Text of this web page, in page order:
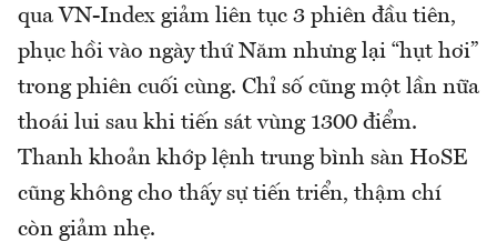
qua VN-Index giảm liên tục 3 phiên đầu tiên,
phục hồi vào ngày thứ Năm nhưng lại “hụt hơi”
trong phiên cuối cùng. Chỉ số cũng một lần nữa
thoái lui sau khi tiến sát vùng 1300 điểm.
Thanh khoản khớp lệnh trung bình sàn HoSE
cũng không cho thấy sự tiến triển, thậm chí
còn giảm nhẹ.